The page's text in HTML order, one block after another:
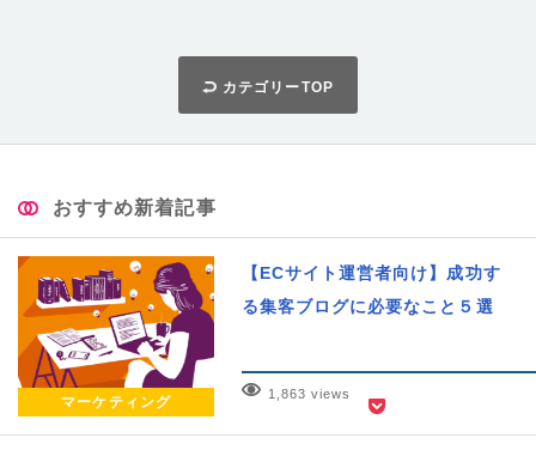
カテゴリーTOP
おすすめ新着記事
マーケティング
【ECサイト運営者向け】成功す
る集客ブログに必要なこと５選
1,863 views